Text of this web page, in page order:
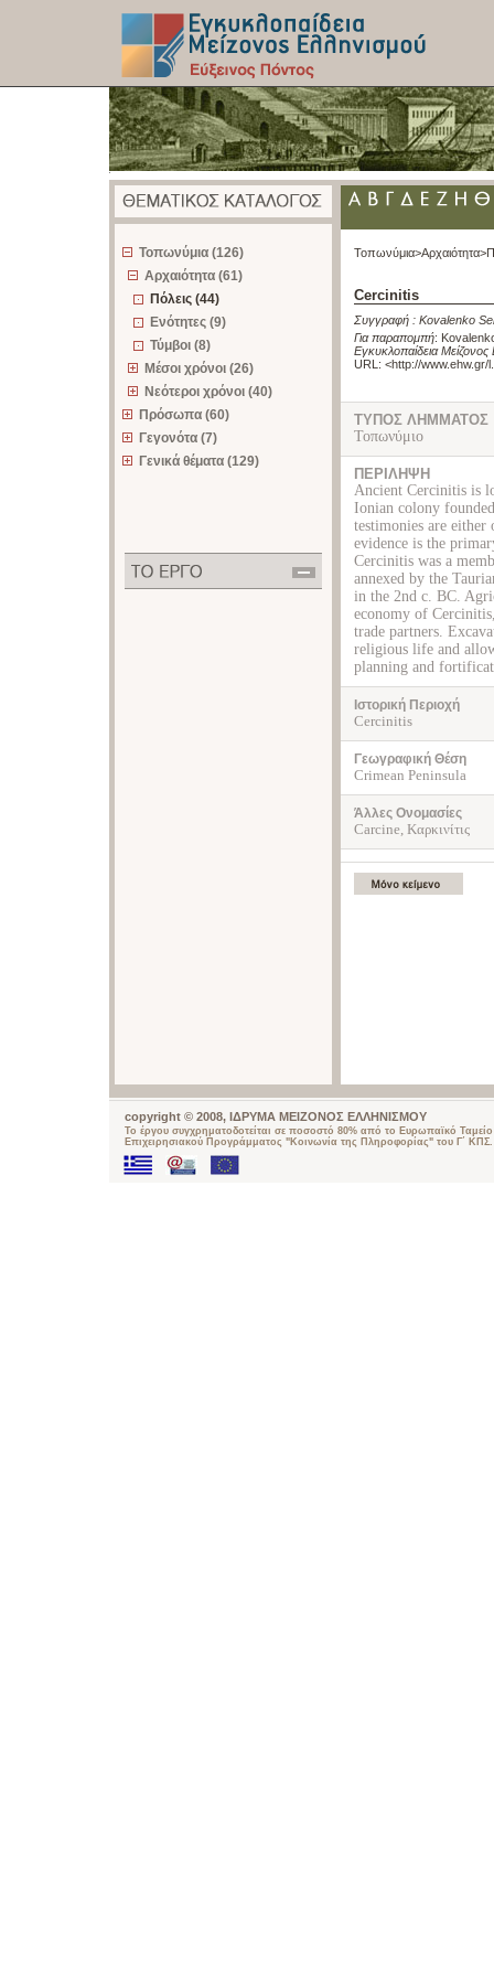
Τοπωνύμια (126)
Αρχαιότητα (61)
Πόλεις (44)
Ενότητες (9)
Τύμβοι (8)
Μέσοι χρόνοι (26)
Νεότεροι χρόνοι (40)
Πρόσωπα (60)
Γεγονότα (7)
Γενικά θέματα (129)
Τοπωνύμια>Αρχαιότητα>
Cercinitis
Συγγραφή : Kovalenko
Για παραπομπή:
Εγκυκλοπαίδεια
URL: <http://www.ehw.gr/
ΤΥΠΟΣ ΛΗΜΜΑΤΟΣ
Τοπωνύμιο
ΠΕΡΙΛΗΨΗ
Ancient Cercinitis is
Ionian colony
testimonies are either
evidence is the
Cercinitis was a
annexed by the
in the 2nd c. BC.
economy of
trade partners.
religious life and
planning and
Ιστορική Περιοχή
Cercinitis
Γεωγραφική Θέση
Crimean Peninsula
Άλλες Ονομασίες
Carcine, Καρκινίτις
copyright © 2008, ΙΔΡΥΜΑ ΜΕΙΖΟΝΟΣ ΕΛΛΗΝΙΣΜΟΥ
Το έργου συγχρηματοδοτείται σε ποσοστό 80% από το Ευρωπαϊκό
Επιχειρησιακού Προγράμματος "Κοινωνία της Πληροφορίας" του Γ΄ ΚΠΣ.